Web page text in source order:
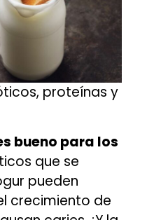
proteínas y
bueno para los
que se
pueden
crecimiento de